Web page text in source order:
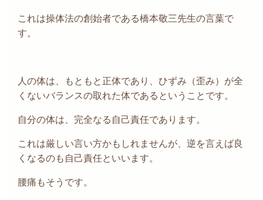
これは操体法の創始者である橋本敬三先生の言葉で
す。
人の体は、もともと正体であり、ひずみ（歪み）が全
くないバランスの取れた体であるということです。
自分の体は、完全なる自己責任であります。
これは厳しい言い方かもしれませんが、逆を言えば良
くなるのも自己責任といいます。
腰痛もそうです。